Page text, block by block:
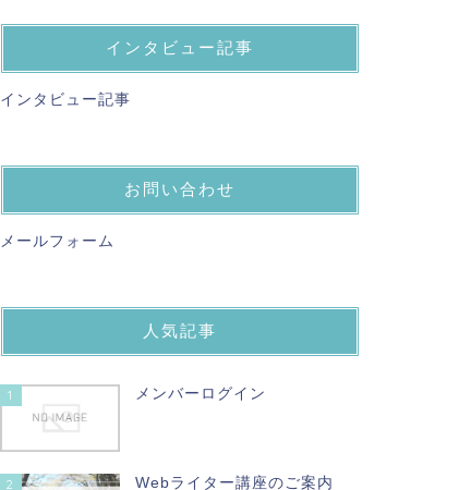
インタビュー記事
インタビュー記事
お問い合わせ
メールフォーム
人気記事
1 メンバーログイン
2 Webライター講座のご案内